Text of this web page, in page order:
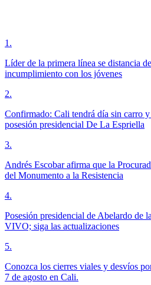
1 .
Líder de la primera línea se distancia
incumplimiento con los jóvenes
2.
Confirmado: Cali tendrá día sin carro
posesión presidencial De La Espriella
3.
Andrés Escobar afirma que la
del Monumento a la Resistencia
4.
Posesión presidencial de Abelardo de
VIVO; siga las actualizaciones
5.
Conozca los cierres viales y desvíos
7 de agosto en Cali.